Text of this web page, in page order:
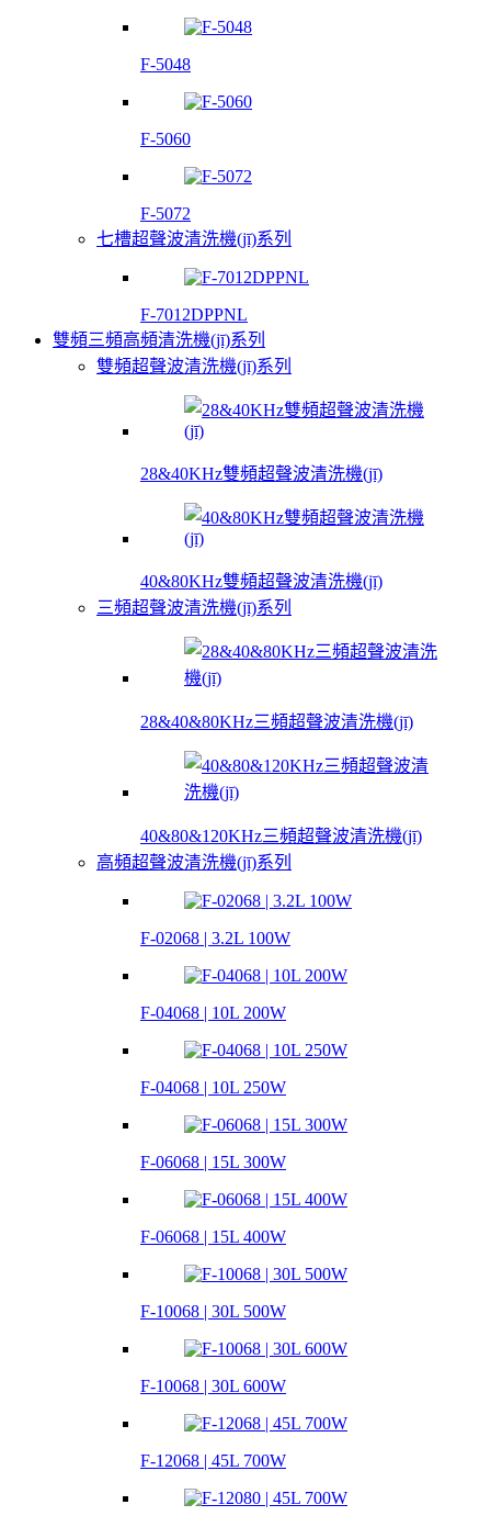
F-5048
F-5060
F-5072
七槽超聲波清洗機(jī)系列
F-7012DPPNL
雙頻三頻高頻清洗機(jī)系列
雙頻超聲波清洗機(jī)系列
28&40KHz雙頻超聲波清洗機(jī)
40&80KHz雙頻超聲波清洗機(jī)
三頻超聲波清洗機(jī)系列
28&40&80KHz三頻超聲波清洗機(jī)
40&80&120KHz三頻超聲波清洗機(jī)
高頻超聲波清洗機(jī)系列
F-02068 | 3.2L 100W
F-04068 | 10L 200W
F-04068 | 10L 250W
F-06068 | 15L 300W
F-06068 | 15L 400W
F-10068 | 30L 500W
F-10068 | 30L 600W
F-12068 | 45L 700W